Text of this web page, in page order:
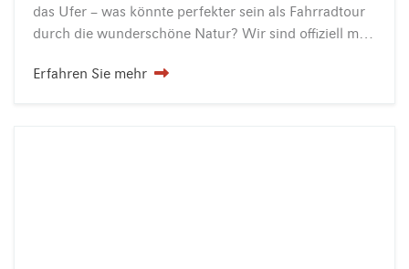
das Ufer – was könnte perfekter sein als Fahrradtour
durch die wunderschöne Natur? Wir sind offiziell mit dem Bett+Bike-Siegel des ADFC ausgezeichnet und…
Erfahren Sie mehr